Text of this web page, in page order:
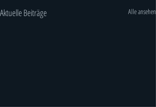
Aktuelle Beiträge Alle ansehen